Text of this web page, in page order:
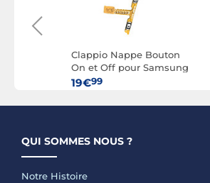
Clappio Nappe Bouton
On et Off pour Samsung
Galaxy Note 10 Power et
19€99
QUI SOMMES NOUS ?
Notre Histoire